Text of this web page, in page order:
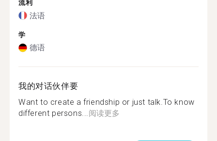
流利
法语
学
德语
我的对话伙伴要
Want to create a friendship or just talk.To know
different persons...阅读更多